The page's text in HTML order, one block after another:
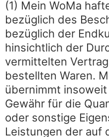
(1) Mein WoMa
bezüglich des
bezüglich der
hinsichtlich der
vermittelten
bestellten Waren.
übernimmt
Gewähr für die
oder sonstige
Leistungen der auf